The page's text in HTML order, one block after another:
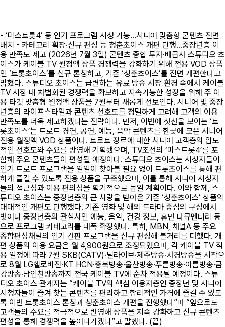
- ‘미스트롯4’ 등 인기 프로그램 시청 가능...시니어 맞춤형 콘텐츠 전면
배치 - 카테고리 확장·신규 편성 등 청춘초이스 개편 단행...중장년층 이
용 만족도 제고 (2026년 7월 3일) 콘텐츠 종합 투자·배급사 스튜디오 초
이스가 케이블 TV 월정액 상품 경쟁력을 강화하기 위해 전용 VOD 상품
인 ‘트롯초이스’를 신규 론칭하고, 기존 ‘청춘초이스’를 전면 개편한다고
밝혔다. 스튜디오 초이스는 급변하는 유료 방송 시장 환경 속에서 케이블
TV 시장 내 차별화된 경쟁력을 확보하고 지속가능한 성장을 위해 주 이
용 타깃 맞춤형 월정액 상품을 7월부터 새롭게 선보인다. 시니어 및 중장
년층의 라이프스타일과 콘텐츠 선호도를 정밀하게 고려해 고객의 이용
만족도를 더욱 제고하겠다는 전략이다. 먼저, 이번에 첫선을 보이는 ‘트
롯초이스’는 트로트 경연, 공연, 예능, 음악 콘텐츠를 한곳에 모은 시니어
전용 월정액 VOD 상품이다. 트로트 장르에 대한 시니어 고객층의 압도
적인 선호도와 수요를 방영해 기획됐으며, TV조선의 ‘미스트롯4’를 포
함해 주요 콘텐츠들이 편성될 예정이다. 스튜디오 초이스는 시청자들이
인기 트로트 프로그램을 일일이 찾아볼 필요 없이 트롯초이스를 통해 편
하게 즐길 수 있도록 전용 상품을 구축했으며, 이를 통해 시니어 시청자
들의 접근성과 이용 편의성을 획기적으로 높일 계획이다. 이와 함께, 스
튜디오 초이스는 중장년층의 큰 사랑을 받아온 기존 ‘청춘초이스’ 상품의
대대적인 개편도 단행했다. 기존 영화 및 해외 드라마 중심의 구성에서
벗어나 중장년층의 관심사인 예능, 음악, 건강 정보, 휴먼 다큐멘터리 등
으로 프로그램 카테고리를 대폭 확장했다. 특히, MBN, 채널A 등 주요
종합편성채널의 인기 간판 프로그램을 신규 편성해 볼거리를 더했다. 개
편 상품의 이용 요금은 월 4,900원으로 조정되었으며, 각 케이블 TV 적
용 일정에 따라 7월 SKB(CATV)·딜라이브·제주방송·서경방송을 시작으
로 8월 LG헬로비전·KT HCN·충북방송·울산방송·푸른방송·아름방송·금
강방송·남인천방송까지 전국 케이블 TV에 순차 적용될 예정이다. 스튜
디오 초이스 관계자는 “케이블 TV의 핵심 이용자층인 중장년 및 시니어
시청자들이 즐겨 찾는 콘텐츠를 편리하고 합리적인 가격에 즐길 수 있도
록 이번 트롯초이스 론칭과 청춘초이스 개편을 진행했다”며 “앞으로도
고객들의 수요를 적극적으로 반영해 상품을 지속 강화하고 신규 콘텐츠
편성을 통해 경쟁력을 높여나가겠다”고 말했다. (끝)